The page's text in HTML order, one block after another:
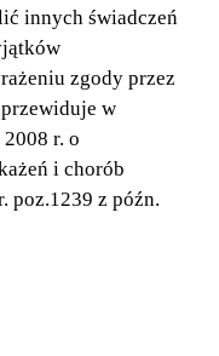
innych świadczeń
zgody przez
w
r. o
i chorób
poz.1239 z późn.